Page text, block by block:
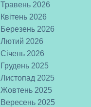
Травень 2026
Квітень 2026
Березень 2026
Лютий 2026
Січень 2026
Грудень 2025
Листопад 2025
Жовтень 2025
Вересень 2025